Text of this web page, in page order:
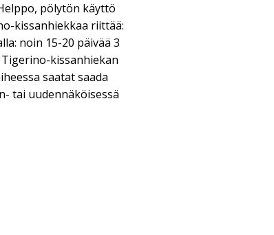
pölytön käyttö
kissanhiekkaa riittää:
noin 15-20 päivää 3
Tigerino-kissanhiekan
saatat saada
tai uudennäköisessä